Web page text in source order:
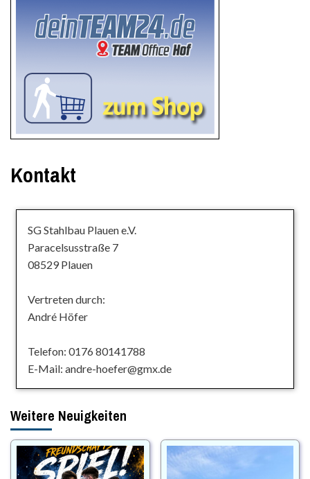
Kontakt
SG Stahlbau Plauen e.V.
Paracelsusstraße 7
08529 Plauen
Vertreten durch:
André Höfer
Telefon: 0176 80141788
E-Mail: andre-hoefer@gmx.de
Weitere Neuigkeiten